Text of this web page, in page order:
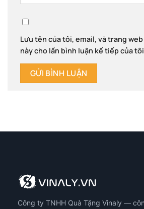
Lưu tên của tôi, email, và trang
này cho lần bình luận kế tiếp của
Công ty TNHH Quà Tặng Vinaly —